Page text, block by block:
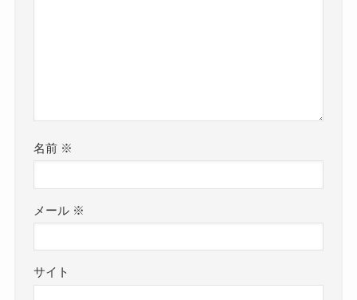
名前 ※
メール ※
サイト